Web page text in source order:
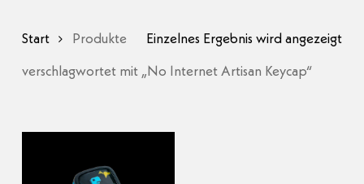
Einzelnes Ergebnis wird angezeigt
Start Produkte
verschlagwortet mit „No Internet Artisan Keycap“